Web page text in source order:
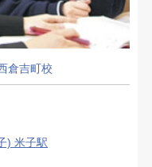
倉吉町校
) 米子駅